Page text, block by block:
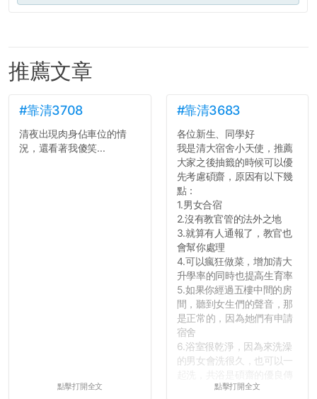
推薦文章
#靠清3708
清夜出現肉身佔車位的情
況，還看著我傻笑...
點擊打開全文
#靠清3683
各位新生、同學好
我是清大宿舍小天使，推薦
大家之後抽籤的時候可以優
先考慮碩齋，原因有以下幾
點：
1.男女合宿
2.沒有教官管的法外之地
3.就算有人通報了，教官也
會幫你處理
4.可以瘋狂做菜，增加清大
升學率的同時也提高生育率
5.如果你經過五樓中間的房
間，聽到女生們的聲音，那
是正常的，因為她們有申請
宿舍
6.浴室很乾淨，因為來洗澡
的男女會洗很久，也可以一
點擊打開全文